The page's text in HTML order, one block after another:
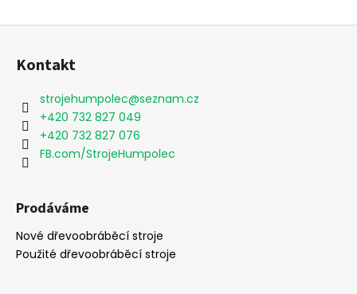
Z
Kontakt
strojehumpolec@seznam.cz
+420 732 827 049
+420 732 827 076
FB.com/StrojeHumpolec
Prodáváme
Nové dřevoobráběcí stroje
Použité dřevoobráběcí stroje